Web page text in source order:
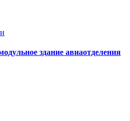
здание авиаотделения